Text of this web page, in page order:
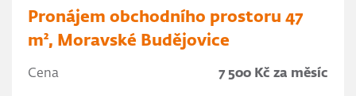
Pronájem obchodního prostoru 47
m², Moravské Budějovice
Cena 7 500 Kč za měsíc